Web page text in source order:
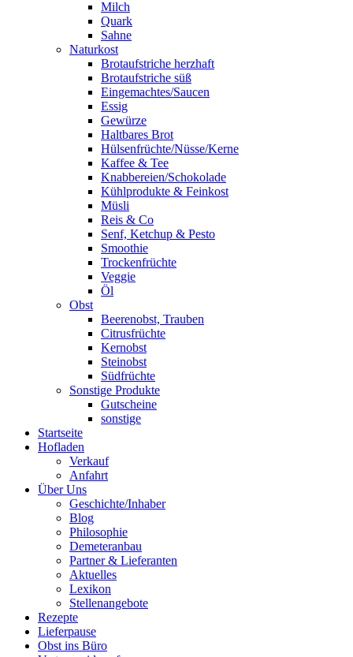
Milch
Quark
Sahne
Naturkost
Brotaufstriche herzhaft
Brotaufstriche süß
Eingemachtes/Saucen
Essig
Gewürze
Haltbares Brot
Hülsenfrüchte/Nüsse/Kerne
Kaffee & Tee
Knabbereien/Schokolade
Kühlprodukte & Feinkost
Müsli
Reis & Co
Senf, Ketchup & Pesto
Smoothie
Trockenfrüchte
Veggie
Öl
Obst
Beerenobst, Trauben
Citrusfrüchte
Kernobst
Steinobst
Südfrüchte
Sonstige Produkte
Gutscheine
sonstige
Startseite
Hofladen
Verkauf
Anfahrt
Über Uns
Geschichte/Inhaber
Blog
Philosophie
Demeteranbau
Partner & Lieferanten
Aktuelles
Lexikon
Stellenangebote
Rezepte
Lieferpause
Obst ins Büro